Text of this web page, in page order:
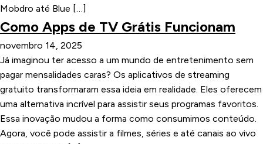
Mobdro até Blue […]
Como Apps de TV Grátis Funcionam
novembro 14, 2025
Já imaginou ter acesso a um mundo de entretenimento sem
pagar mensalidades caras? Os aplicativos de streaming
gratuito transformaram essa ideia em realidade. Eles oferecem
uma alternativa incrível para assistir seus programas favoritos.
Essa inovação mudou a forma como consumimos conteúdo.
Agora, você pode assistir a filmes, séries e até canais ao vivo